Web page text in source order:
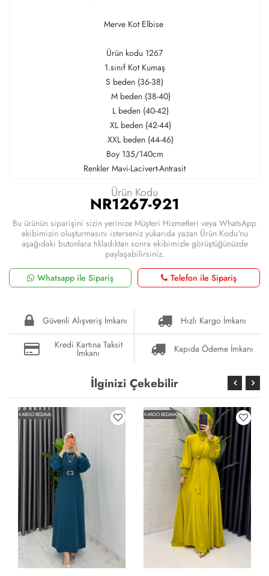
Merve Kot Elbise
Ürün kodu 1267
1.sınıf Kot Kumaş
S beden (36-38)
M beden (38-40)
L beden (40-42)
XL beden (42-44)
XXL beden (44-46)
Boy 135/140cm
Renkler Mavi-Lacivert-Antrasit
Ürün Kodu
NR1267-921
Bu ürünün siparişini sizin yerinize Müşteri Hizmetleri veya WhatsApp
ekibimizin oluşturmasını isterseniz yukarıda yazan Ürün Kodu'nu
aşağıdaki butonlara tıkladıktan sonra ekibimizle görüştüğünüzde
paylaşabilirsiniz.
Whatsapp ile Sipariş
Telefon ile Sipariş
Güvenli Alışveriş İmkanı
Hızlı Kargo İmkanı
Kredi Kartına Taksit
İmkanı Kapıda Ödeme İmkanı
İlginizi Çekebilir
KARGO BEDAVA KARGO BEDAVA